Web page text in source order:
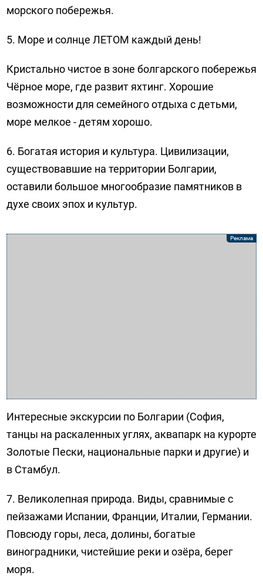
морского побережья.
5. Море и солнце ЛЕТОМ каждый день!
Кристально чистое в зоне болгарского побережья
Чёрное море, где развит яхтинг. Хорошие
возможности для семейного отдыха с детьми,
море мелкое - детям хорошо.
6. Богатая история и культура. Цивилизации,
существовавшие на территории Болгарии,
оставили большое многообразие памятников в
духе своих эпох и культур.
Интересные экскурсии по Болгарии (София,
танцы на раскаленных углях, аквапарк на курорте
Золотые Пески, национальные парки и другие) и
в Стамбул.
7. Великолепная природа. Виды, сравнимые с
пейзажами Испании, Франции, Италии, Германии.
Повсюду горы, леса, долины, богатые
виноградники, чистейшие реки и озёра, берег
моря.